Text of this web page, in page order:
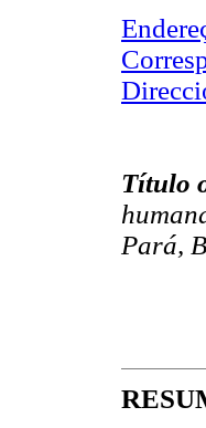
Título
Pará,